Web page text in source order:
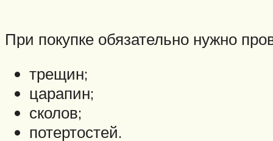
При покупке обязательно нужно
трещин;
царапин;
сколов;
потертостей.